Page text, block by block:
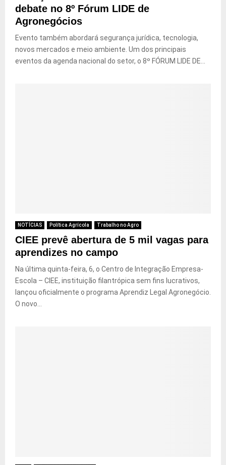
debate no 8º Fórum LIDE de
Agronegócios
Evento também abordará segurança jurídica, tecnologia,
novos mercados e meio ambiente. Um dos principais
eventos da agenda nacional do setor, o 8º FÓRUM LIDE DE...
NOTÍCIAS Política Agrícola Trabalho no Agro
CIEE prevê abertura de 5 mil vagas para
aprendizes no campo
Na última quinta-feira, 6, o Centro de Integração Empresa-
Escola – CIEE, instituição filantrópica sem fins lucrativos,
lançou oficialmente o programa Aprendiz Legal Agronegócio.
O novo...